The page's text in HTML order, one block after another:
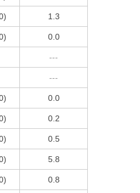
1.3
0.0
---
---
0.0
0.2
0.5
5.8
0.8